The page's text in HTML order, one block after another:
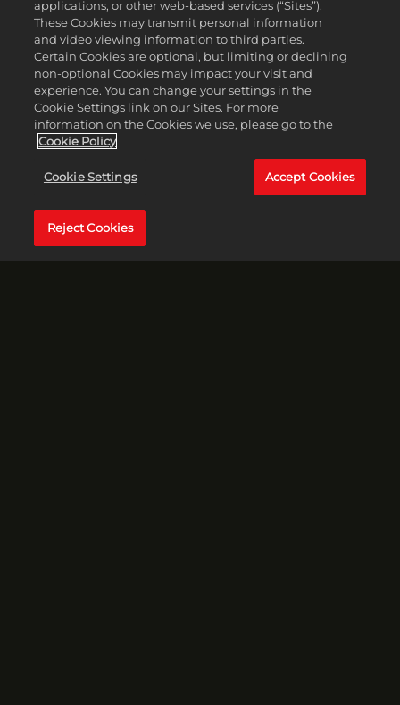
EXPLOREZ HACKETT'S QUARRY
Tout au long du jeu, vous aurez l'opportunité d'explorer les
charmants environs du camp de vacance Hackett's Quarry,
tout comme les endroits les plus sombres. Soyez bien
attentif aux objets à collectionner et aux indices dissimulés
: ils pourront vous en dire plus sur la région et les mystères
applications, or other web-based services (“Sites”).
These Cookies may transmit personal information
and video viewing information to third parties.
Certain Cookies are optional, but limiting or declining
non-optional Cookies may impact your visit and
experience. You can change your settings in the
Cookie Settings link on our Sites. For more
information on the Cookies we use, please go to the
Cookie Policy
Cookie Settings Accept Cookies
Reject Cookies